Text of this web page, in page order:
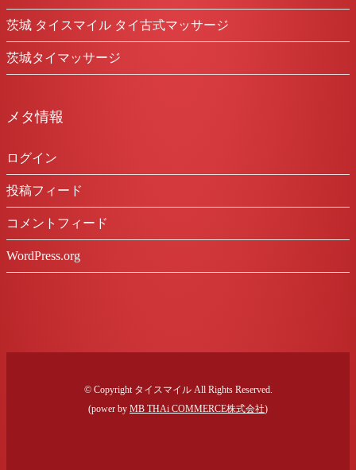
茨城 タイスマイル タイ古式マッサージ
茨城タイマッサージ
メタ情報
ログイン
投稿フィード
コメントフィード
WordPress.org
© Copyright タイスマイル All Rights Reserved.
(power by MB THAi COMMERCE株式会社)